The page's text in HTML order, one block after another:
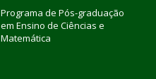
Programa de Pós-graduação
em Ensino de Ciências e
Matemática